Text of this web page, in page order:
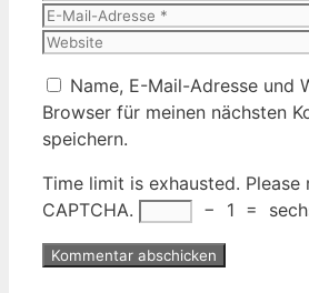
Name, E-Mail-Adresse und
Browser für meinen nächsten
speichern.
Time limit is exhausted. Please
CAPTCHA.
− 1 =